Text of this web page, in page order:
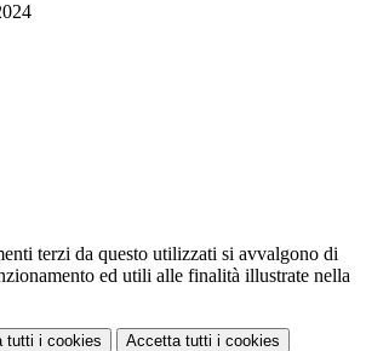
terzi da questo utilizzati si avvalgono di
ed utili alle finalità illustrate nella
tutti i cookies Accetta tutti i cookies